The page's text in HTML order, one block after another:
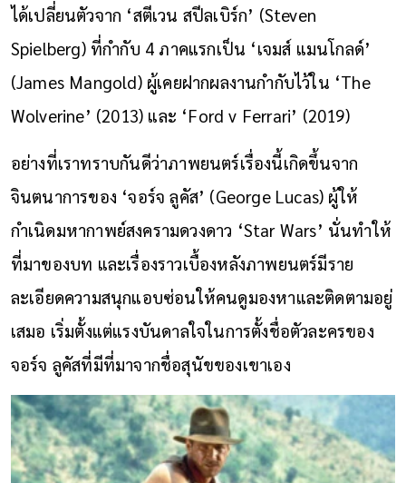
ได้เปลี่ยนตัวจาก ‘สตีเวน สปีลเบิร์ก’ (Steven
Spielberg) ที่กำกับ 4 ภาคแรกเป็น ‘เจมส์ แมนโกลด์’
(James Mangold) ผู้เคยฝากผลงานกำกับไว้ใน ‘The
Wolverine’ (2013) และ ‘Ford v Ferrari’ (2019)
อย่างที่เราทราบกันดีว่าภาพยนตร์เรื่องนี้เกิดขึ้นจาก
จินตนาการของ ‘จอร์จ ลูคัส’ (George Lucas) ผู้ให้
กำเนิดมหากาพย์สงครามดวงดาว ‘Star Wars’ นั่นทำให้
ที่มาของบท และเรื่องราวเบื้องหลังภาพยนตร์มีราย
ละเอียดความสนุกแอบซ่อนให้คนดูมองหาและติดตามอยู่
เสมอ เริ่มตั้งแต่แรงบันดาลใจในการตั้งชื่อตัวละครของ
จอร์จ ลูคัสที่มีที่มาจากชื่อสุนัขของเขาเอง